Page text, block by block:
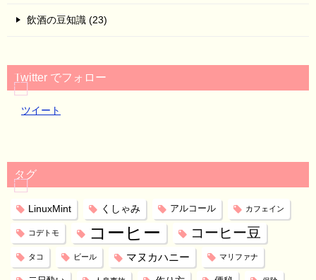
飲酒の豆知識 (23)
Twitter でフォロー
ツイート
タグ
LinuxMint くしゃみ アルコール カフェイン
コデトモ コーヒー コーヒー豆
タコ ビール マヌカハニー マリファナ